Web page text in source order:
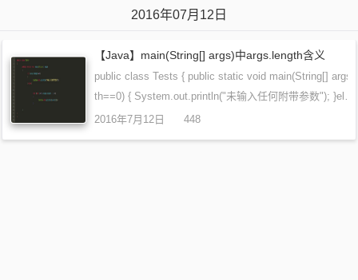
2016年07月12日
【Java】main(String[] args)中args.length含义
public class Tests { public static void main(String[] args)
th==0) { System.out.println("未输入任何附带参数"); }el…
2016年7月12日
448